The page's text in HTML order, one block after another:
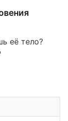
её тело?